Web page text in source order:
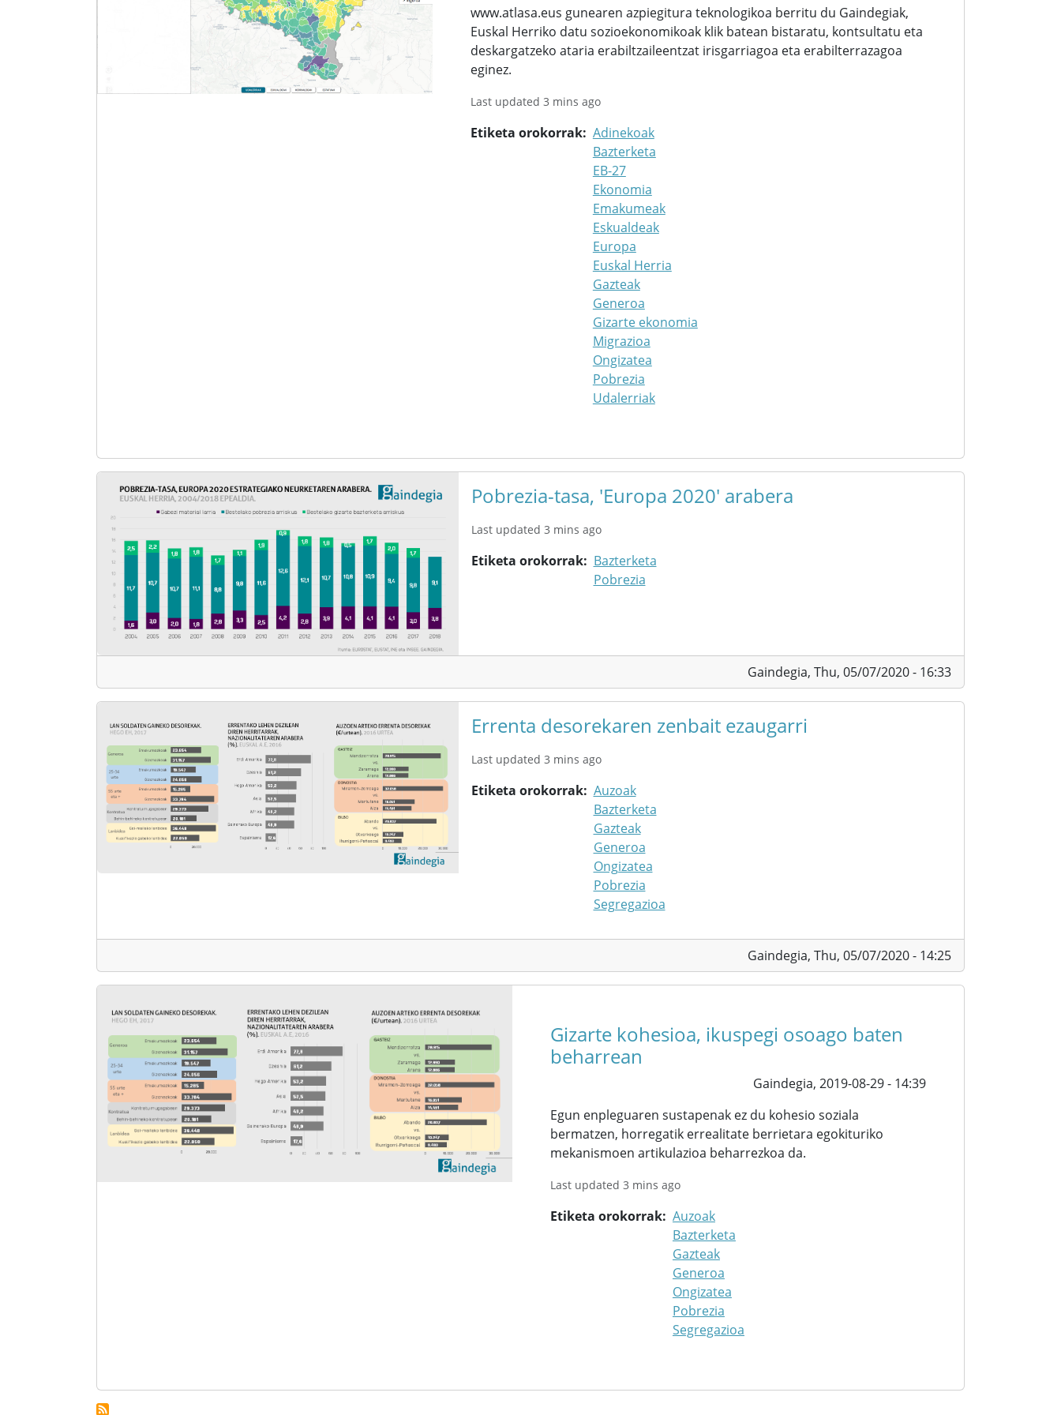
www.atlasa.eus gunearen azpiegitura teknologikoa berritu du Gaindegiak,
Euskal Herriko datu sozioekonomikoak klik batean bistaratu, kontsultatu eta
deskargatzeko ataria erabiltzaileentzat irisgarriagoa eta erabilterrazagoa
eginez.
Last updated 3 mins ago
Etiketa orokorrak Adinekoak
Bazterketa
EB-27
Ekonomia
Emakumeak
Eskualdeak
Europa
Euskal Herria
Gazteak
Generoa
Gizarte ekonomia
Migrazioa
Ongizatea
Pobrezia
Udalerriak
Pobrezia-tasa, 'Europa 2020' arabera
Last updated 3 mins ago
Etiketa orokorrak
Bazterketa
Pobrezia
Gaindegia, Thu, 05/07/2020 - 16:33
Errenta desorekaren zenbait ezaugarri
Last updated 3 mins ago
Etiketa orokorrak
Auzoak
Bazterketa
Gazteak
Generoa
Ongizatea
Pobrezia
Segregazioa
Gaindegia, Thu, 05/07/2020 - 14:25
Gizarte kohesioa, ikuspegi osoago baten
beharrean
Gaindegia, 2019-08-29 - 14:39
Egun enpleguaren sustapenak ez du kohesio soziala
bermatzen, horregatik errealitate berrietara egokituriko
mekanismoen artikulazioa beharrezkoa da.
Last updated 3 mins ago
Etiketa orokorrak Auzoak
Bazterketa
Gazteak
Generoa
Ongizatea
Pobrezia
Segregazioa